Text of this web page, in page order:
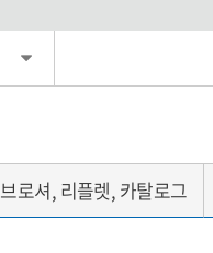
브로셔, 리플렛, 카탈로그